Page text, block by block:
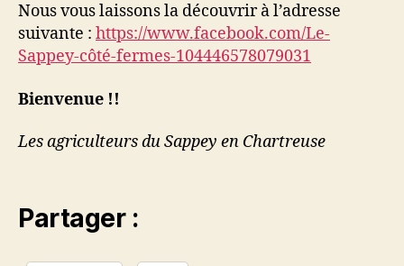
Nous vous laissons la découvrir à l’adresse
suivante : https://www.facebook.com/Le-
Sappey-côté-fermes-104446578079031
Bienvenue !!
Les agriculteurs du Sappey en Chartreuse
Partager :